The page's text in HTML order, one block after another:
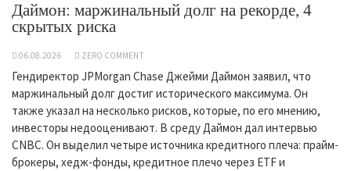
Даймон: маржинальный долг на рекорде, 4
скрытых риска
06.08.2026 ZERO COMMENT
Гендиректор JPMorgan Chase Джейми Даймон заявил, что
маржинальный долг достиг исторического максимума. Он
также указал на несколько рисков, которые, по его мнению,
инвесторы недооценивают. В среду Даймон дал интервью
CNBC. Он выделил четыре источника кредитного плеча: прайм-
брокеры, хедж-фонды, кредитное плечо через ETF и